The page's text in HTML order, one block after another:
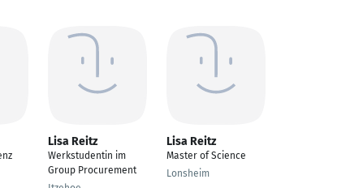
Lisa Reitz
Werkstudentin im
Group Procurement
Lisa Reitz
Master of Science
Lonsheim